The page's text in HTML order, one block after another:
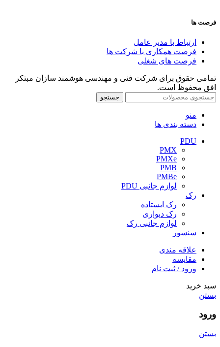
فرصت ها
ارتباط با مدیر عامل
فرصت همکاری با شرکت ها
فرصت های شغلی
تمامی حقوق برای شرکت فنی و مهندسی هوشمند سازان مبتکر
افق محفوظ است.
جستجو
منو
دسته بندی ها
PDU
PMX
PMXe
PMB
PMBe
لوازم جانبی PDU
رک
رک ایستاده
رک دیواری
لوازم جانبی رک
سنسور
علاقه مندی
مقایسه
ورود / ثبت نام
سبد خرید
بستن
ورود
بستن